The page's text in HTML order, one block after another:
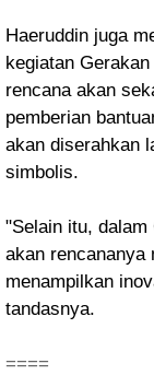
Haeruddin juga
kegiatan
rencana akan
pemberian
akan diserahkan
simbolis.
"Selain itu, dalam
akan rencananya
menampilkan
tandasnya.
====